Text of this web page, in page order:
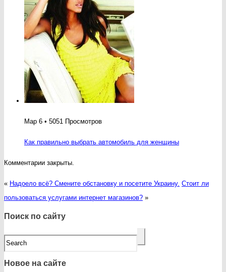
Мар 6 • 5051 Просмотров
Как правильно выбрать автомобиль для женщины
Комментарии закрыты.
« Надоело всё? Смените обстановку и посетите Украину. Стоит ли
пользоваться услугами интернет магазинов? »
Поиск по сайту
Новое на сайте